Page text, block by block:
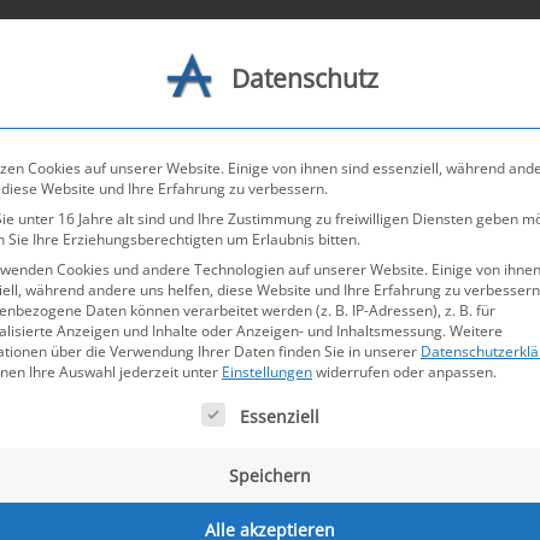
Datenschutz
Cookies auf unserer Website. Einige von ihnen sind essenziell, während
Website und Ihre Erfahrung zu verbessern.
unter 16 Jahre alt sind und Ihre Zustimmung zu freiwilligen Diensten geben
Sie Ihre Erziehungsberechtigten um Erlaubnis bitten.
Cookies und andere Technologien auf unserer Website. Einige von
während andere uns helfen, diese Website und Ihre Erfahrung zu
Daten können verarbeitet werden (z. B. IP-Adressen), z. B. für
Anzeigen und Inhalte oder Anzeigen- und Inhaltsmessung.Weitere
über die Verwendung Ihrer Daten finden Sie in unserer
Ihre Auswahl jederzeit unter Einstellungenwiderrufen oder anpassen.
eine Liste der Service-Gruppen, für die eine
Essenziell
Speichern
Alle akzeptieren